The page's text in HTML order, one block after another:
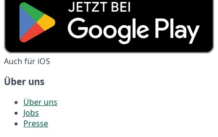
Auch für iOS
Über uns
Über uns
Jobs
Presse